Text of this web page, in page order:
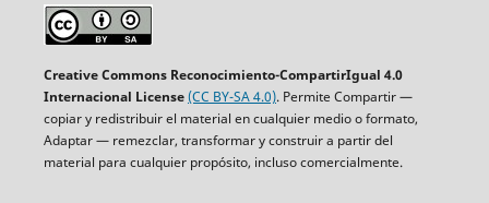
Creative Commons Reconocimiento-CompartirIgual 4.0
Internacional License(CC BY-SA 4.0). Permite Compartir —
copiar y redistribuir el material en cualquier medio o formato,
Adaptar — remezclar, transformar y construir a partir del
material para cualquier propósito, incluso comercialmente.